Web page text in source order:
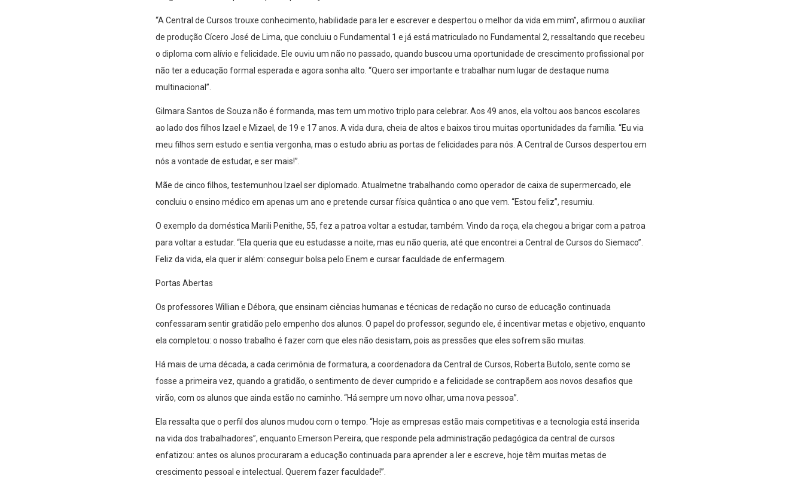
“A Central de Cursos trouxe conhecimento, habilidade para ler e escrever e despertou o melhor da vida em mim”, afirmou o auxiliar
de produção Cícero José de Lima, que concluiu o Fundamental 1 e já está matriculado no Fundamental 2, ressaltando que recebeu
o diploma com alívio e felicidade. Ele ouviu um não no passado, quando buscou uma oportunidade de crescimento profissional por
não ter a educação formal esperada e agora sonha alto. “Quero ser importante e trabalhar num lugar de destaque numa
multinacional”.
Gilmara Santos de Souza não é formanda, mas tem um motivo triplo para celebrar. Aos 49 anos, ela voltou aos bancos escolares
ao lado dos filhos Izael e Mizael, de 19 e 17 anos. A vida dura, cheia de altos e baixos tirou muitas oportunidades da família. “Eu via
meu filhos sem estudo e sentia vergonha, mas o estudo abriu as portas de felicidades para nós. A Central de Cursos despertou em
nós a vontade de estudar, e ser mais!”.
Mãe de cinco filhos, testemunhou Izael ser diplomado. Atualmetne trabalhando como operador de caixa de supermercado, ele
concluiu o ensino médico em apenas um ano e pretende cursar física quântica o ano que vem. “Estou feliz”, resumiu.
O exemplo da doméstica Marili Penithe, 55, fez a patroa voltar a estudar, também. Vindo da roça, ela chegou a brigar com a patroa
para voltar a estudar. “Ela queria que eu estudasse a noite, mas eu não queria, até que encontrei a Central de Cursos do Siemaco”.
Feliz da vida, ela quer ir além: conseguir bolsa pelo Enem e cursar faculdade de enfermagem.
Portas Abertas
Os professores Willian e Débora, que ensinam ciências humanas e técnicas de redação no curso de educação continuada
confessaram sentir gratidão pelo empenho dos alunos. O papel do professor, segundo ele, é incentivar metas e objetivo, enquanto
ela completou: o nosso trabalho é fazer com que eles não desistam, pois as pressões que eles sofrem são muitas.
Há mais de uma década, a cada cerimônia de formatura, a coordenadora da Central de Cursos, Roberta Butolo, sente como se
fosse a primeira vez, quando a gratidão, o sentimento de dever cumprido e a felicidade se contrapõem aos novos desafios que
virão, com os alunos que ainda estão no caminho. “Há sempre um novo olhar, uma nova pessoa”.
Ela ressalta que o perfil dos alunos mudou com o tempo. “Hoje as empresas estão mais competitivas e a tecnologia está inserida
na vida dos trabalhadores”, enquanto Emerson Pereira, que responde pela administração pedagógica da central de cursos
enfatizou: antes os alunos procuraram a educação continuada para aprender a ler e escreve, hoje têm muitas metas de
crescimento pessoal e intelectual. Querem fazer faculdade!”.